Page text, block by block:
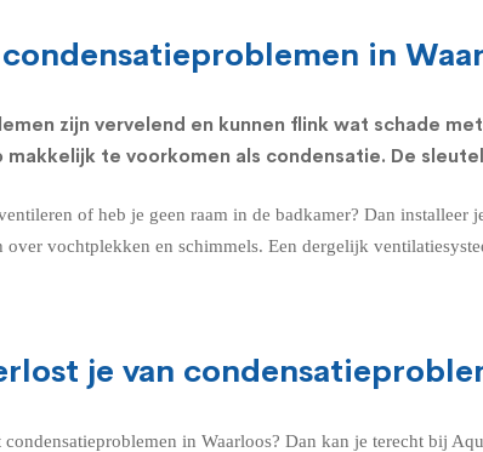
in
zijn vervelend en kunnen flink wat schade
te voorkomen als condensatie. De
of heb je geen raam in de badkamer? Dan installeer
over vochtplekken en schimmels. Een dergelijk
je van
in Waarloos? Dan kan je terecht bij